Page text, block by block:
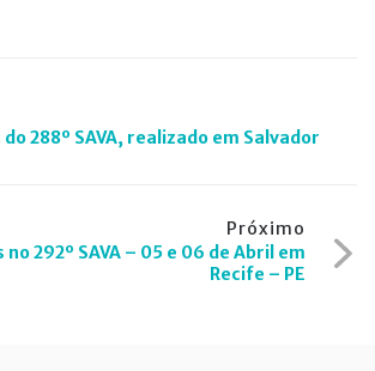
288º SAVA, realizado em Salvador
Próximo
292º SAVA – 05 e 06 de Abril em
Recife – PE